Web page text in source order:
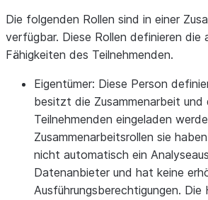
Die folgenden Rollen sind in einer
verfügbar. Diese Rollen definieren die
Fähigkeiten des Teilnehmenden.
Eigentümer: Diese Person
besitzt die Zusammenarbeit
Teilnehmenden eingeladen
Zusammenarbeitsrollen sie
nicht automatisch ein
Datenanbieter und hat keine
Ausführungsberechtigungen.